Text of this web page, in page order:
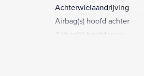
Achterwielaandrijving
Airbag(s) hoofd achter
Airbag(s) hoofd voor